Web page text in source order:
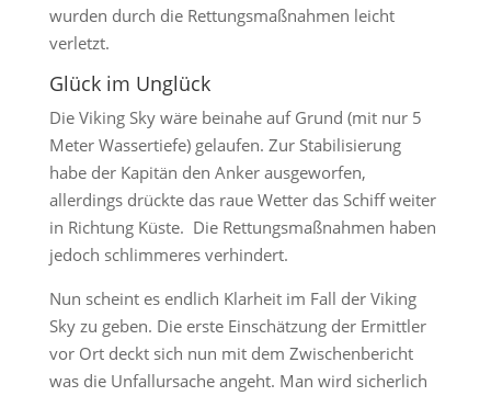
wurden durch die Rettungsmaßnahmen leicht
verletzt.
Glück im Unglück
Die Viking Sky wäre beinahe auf Grund (mit nur 5
Meter Wassertiefe) gelaufen. Zur Stabilisierung
habe der Kapitän den Anker ausgeworfen,
allerdings drückte das raue Wetter das Schiff weiter
in Richtung Küste. Die Rettungsmaßnahmen haben
jedoch schlimmeres verhindert.
Nun scheint es endlich Klarheit im Fall der Viking
Sky zu geben. Die erste Einschätzung der Ermittler
vor Ort deckt sich nun mit dem Zwischenbericht
was die Unfallursache angeht. Man wird sicherlich